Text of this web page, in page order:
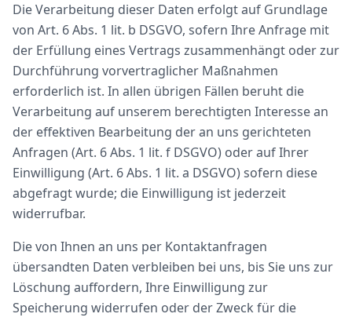
Die Verarbeitung dieser Daten erfolgt auf Grundlage
von Art. 6 Abs. 1 lit. b DSGVO, sofern Ihre Anfrage mit
der Erfüllung eines Vertrags zusammenhängt oder zur
Durchführung vorvertraglicher Maßnahmen
erforderlich ist. In allen übrigen Fällen beruht die
Verarbeitung auf unserem berechtigten Interesse an
der effektiven Bearbeitung der an uns gerichteten
Anfragen (Art. 6 Abs. 1 lit. f DSGVO) oder auf Ihrer
Einwilligung (Art. 6 Abs. 1 lit. a DSGVO) sofern diese
abgefragt wurde; die Einwilligung ist jederzeit
widerrufbar.
Die von Ihnen an uns per Kontaktanfragen
übersandten Daten verbleiben bei uns, bis Sie uns zur
Löschung auffordern, Ihre Einwilligung zur
Speicherung widerrufen oder der Zweck für die